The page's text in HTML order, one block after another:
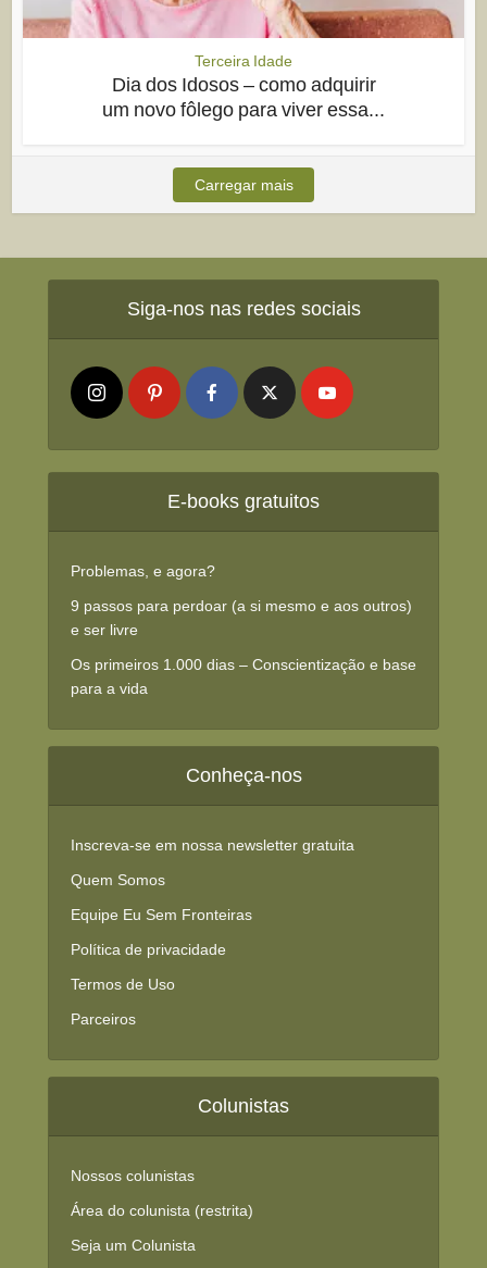
Terceira Idade
Dia dos Idosos – como adquirir
um novo fôlego para viver essa...
Carregar mais
Siga-nos nas redes sociais
E-books gratuitos
Problemas, e agora?
9 passos para perdoar (a si mesmo e aos outros)
e ser livre
Os primeiros 1.000 dias – Conscientização e base
para a vida
Conheça-nos
Inscreva-se em nossa newsletter gratuita
Quem Somos
Equipe Eu Sem Fronteiras
Política de privacidade
Termos de Uso
Parceiros
Colunistas
Nossos colunistas
Área do colunista (restrita)
Seja um Colunista